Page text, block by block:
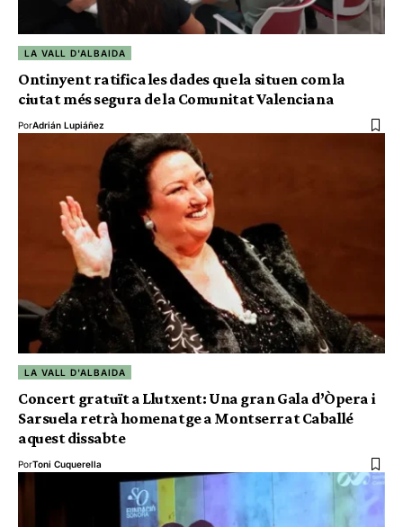
LA VALL D'ALBAIDA
Ontinyent ratifica les dades que la situen com la
ciutat més segura de la Comunitat Valenciana
PorAdrián Lupiáñez
LA VALL D'ALBAIDA
Concert gratuït a Llutxent: Una gran Gala d’Òpera i
Sarsuela retrà homenatge a Montserrat Caballé
aquest dissabte
PorToni Cuquerella